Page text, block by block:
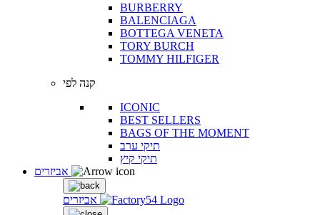
BURBERRY
BALENCIAGA
BOTTEGA VENETA
TORY BURCH
TOMMY HILFIGER
קנה לפי
ICONIC
BEST SELLERS
BAGS OF THE MOMENT
תיקי ערב
תיקי קיץ
אביזרים